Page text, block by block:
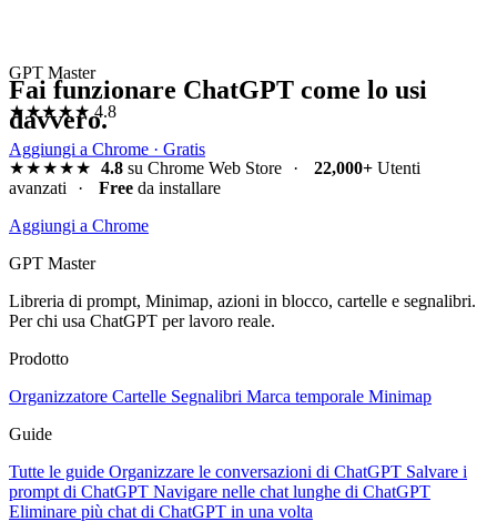
GPT Master
★★★★★ 4.8
Aggiungi a Chrome · Gratis
Fai funzionare ChatGPT come lo usi
davvero.
★★★★★ 4.8su Chrome Web Store · 22,000+Utenti
avanzati
· Free da installare
Aggiungi a Chrome
GPT Master
Libreria di prompt, Minimap, azioni in blocco, cartelle e segnalibri.
Per chi usa ChatGPT per lavoro reale.
Prodotto
Organizzatore Cartelle Segnalibri Marca temporale Minimap
Guide
Tutte le guide Organizzare le conversazioni di ChatGPT Salvare i
prompt di ChatGPT Navigare nelle chat lunghe di ChatGPT
Eliminare più chat di ChatGPT in una volta